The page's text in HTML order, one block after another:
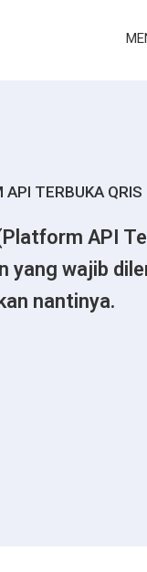
TERBUKA QRIS
API
wajib
nantinya.